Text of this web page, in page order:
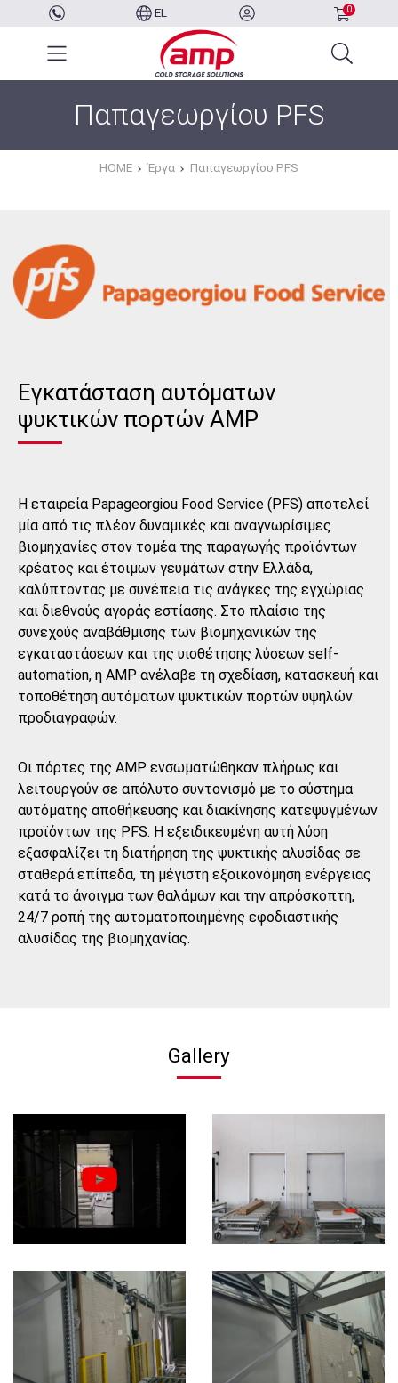
EL 0
Παπαγεωργίου PFS
HOME Έργα Παπαγεωργίου PFS
Εγκατάσταση αυτόματων
ψυκτικών πορτών AMP
Η εταιρεία Papageorgiou Food Service (PFS) αποτελεί
μία από τις πλέον δυναμικές και αναγνωρίσιμες
βιομηχανίες στον τομέα της παραγωγής προϊόντων
κρέατος και έτοιμων γευμάτων στην Ελλάδα,
καλύπτοντας με συνέπεια τις ανάγκες της εγχώριας
και διεθνούς αγοράς εστίασης. Στο πλαίσιο της
συνεχούς αναβάθμισης των βιομηχανικών της
εγκαταστάσεων και της υιοθέτησης λύσεων self-
automation, η AMP ανέλαβε τη σχεδίαση, κατασκευή και
τοποθέτηση αυτόματων ψυκτικών πορτών υψηλών
προδιαγραφών.
Οι πόρτες της AMP ενσωματώθηκαν πλήρως και
λειτουργούν σε απόλυτο συντονισμό με το σύστημα
αυτόματης αποθήκευσης και διακίνησης κατεψυγμένων
προϊόντων της PFS. Η εξειδικευμένη αυτή λύση
εξασφαλίζει τη διατήρηση της ψυκτικής αλυσίδας σε
σταθερά επίπεδα, τη μέγιστη εξοικονόμηση ενέργειας
κατά το άνοιγμα των θαλάμων και την απρόσκοπτη,
24/7 ροπή της αυτοματοποιημένης εφοδιαστικής
αλυσίδας της βιομηχανίας.
Gallery